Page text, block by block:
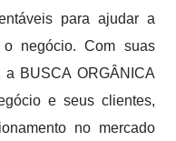
para ajudar a
negócio. Com suas
a BUSCA ORGÂNICA
e seus clientes,
no mercado